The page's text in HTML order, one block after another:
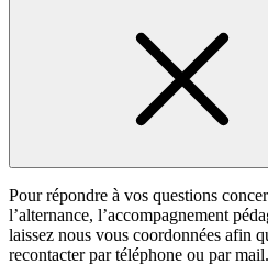
Pour répondre à vos questions
l’alternance, l’accompagnement
laissez nous vous coordonnées afin
recontacter par téléphone ou par mail.